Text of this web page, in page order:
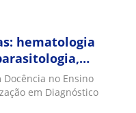
hematologia
no Ensino
em Diagnóstico